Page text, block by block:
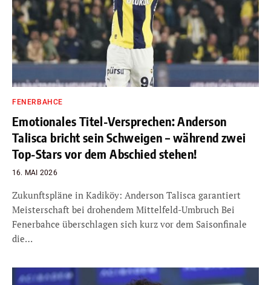
FENERBAHCE
Emotionales Titel-Versprechen: Anderson
Talisca bricht sein Schweigen – während zwei
Top-Stars vor dem Abschied stehen!
16. MAI 2026
Zukunftspläne in Kadiköy: Anderson Talisca garantiert
Meisterschaft bei drohendem Mittelfeld-Umbruch Bei
Fenerbahce überschlagen sich kurz vor dem Saisonfinale
die…